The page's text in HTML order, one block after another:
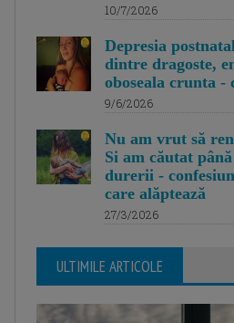
10/7/2026
Depresia
dintre dragoste,
oboseala crunta -
9/6/2026
Nu am vrut să
Si am căutat
durerii -
care alăptează
27/3/2026
ULTIMILE ARTICOLE